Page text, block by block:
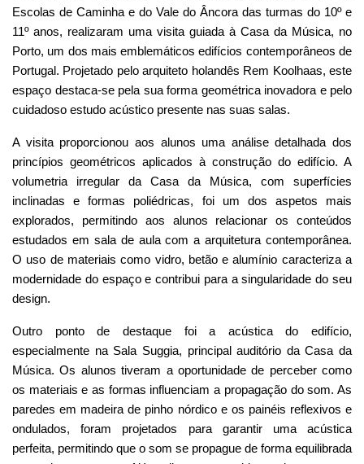
Escolas de Caminha e do Vale do Âncora das turmas do 10º e
11º anos, realizaram uma visita guiada à Casa da Música, no
Porto, um dos mais emblemáticos edifícios contemporâneos de
Portugal. Projetado pelo arquiteto holandês Rem Koolhaas, este
espaço destaca-se pela sua forma geométrica inovadora e pelo
cuidadoso estudo acústico presente nas suas salas.
A visita proporcionou aos alunos uma análise detalhada dos
princípios geométricos aplicados à construção do edifício. A
volumetria irregular da Casa da Música, com superfícies
inclinadas e formas poliédricas, foi um dos aspetos mais
explorados, permitindo aos alunos relacionar os conteúdos
estudados em sala de aula com a arquitetura contemporânea.
O uso de materiais como vidro, betão e alumínio caracteriza a
modernidade do espaço e contribui para a singularidade do seu
design.
Outro ponto de destaque foi a acústica do edifício,
especialmente na Sala Suggia, principal auditório da Casa da
Música. Os alunos tiveram a oportunidade de perceber como
os materiais e as formas influenciam a propagação do som. As
paredes em madeira de pinho nórdico e os painéis reflexivos e
ondulados, foram projetados para garantir uma acústica
perfeita, permitindo que o som se propague de forma equilibrada